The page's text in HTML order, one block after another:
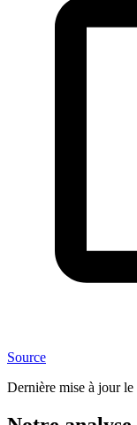
Source
Dernière mise à jour le